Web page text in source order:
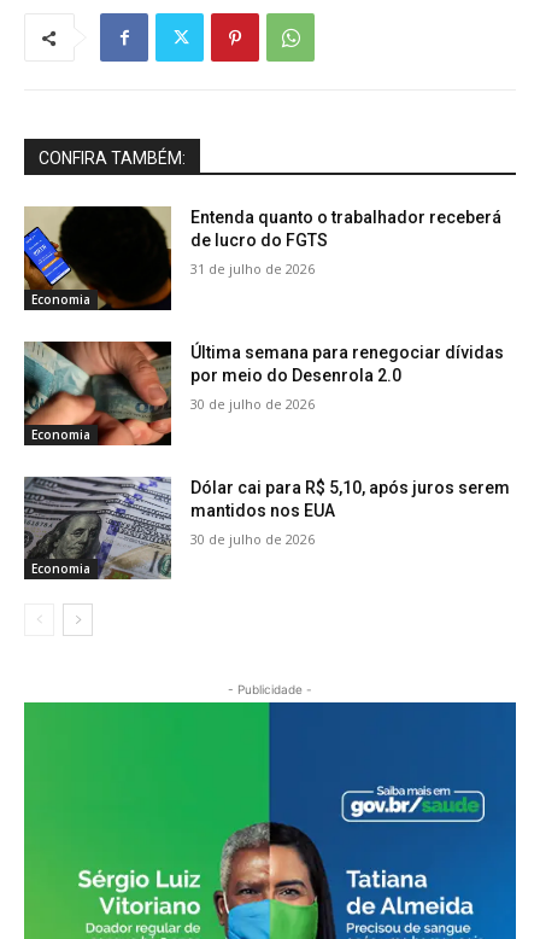
CONFIRA TAMBÉM:
Economia
Entenda quanto o trabalhador receberá
de lucro do FGTS
31 de julho de 2026
Economia
Última semana para renegociar dívidas
por meio do Desenrola 2.0
30 de julho de 2026
Economia
Dólar cai para R$ 5,10, após juros serem
mantidos nos EUA
30 de julho de 2026
- Publicidade -